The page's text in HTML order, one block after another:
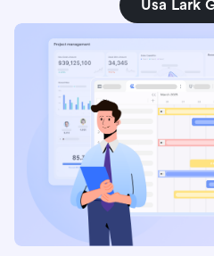
Usa Lark
La verdadera pregunta:
proyectos en absoluto?
Influencias: lo que la
cambia dentro de un
Método de la ruta crítica:
del fast tracking
Rutas rápidas vs
liderazgo